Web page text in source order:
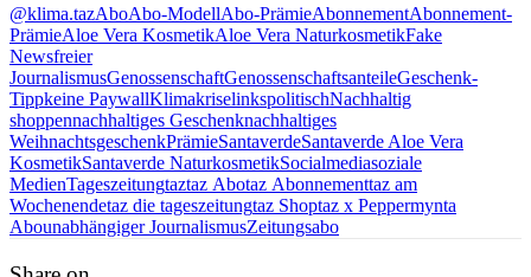
@klima.tazAboAbo-ModellAbo-PrämieAbonnementAbonnement-
PrämieAloe Vera KosmetikAloe Vera NaturkosmetikFake
Newsfreier
JournalismusGenossenschaftGenossenschaftsanteileGeschenk-
Tippkeine PaywallKlimakriselinkspolitischNachhaltig
shoppennachhaltiges Geschenknachhaltiges
WeihnachtsgeschenkPrämieSantaverdeSantaverde Aloe Vera
KosmetikSantaverde NaturkosmetikSocialmediasoziale
MedienTageszeitungtaztaz Abotaz Abonnementtaz am
Wochenendetaz die tageszeitungtaz Shoptaz x Peppermynta
Abounabhängiger JournalismusZeitungsabo